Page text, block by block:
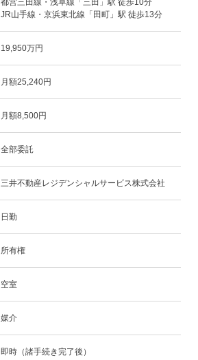
都営三田線・浅草線「三田」駅 徒歩10分
JR山手線・京浜東北線「田町」駅 徒歩13分
19,950万円
月額25,240円
月額8,500円
全部委託
三井不動産レジデンシャルサービス株式会社
日勤
所有権
空室
媒介
即時（諸手続き完了後）